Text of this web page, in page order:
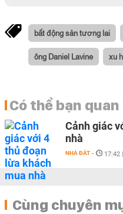
bất động sản tương lai
ông Daniel Lavine xu
Có thể bạn
Cảnh giác
nhà
NHÀ ĐẤT - 17:42
Cùng chuyên